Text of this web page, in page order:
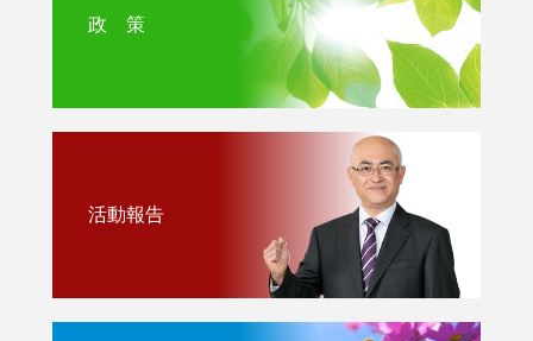
政 策
活動報告